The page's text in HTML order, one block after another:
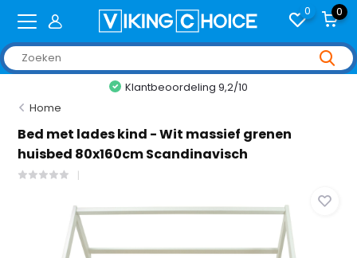
0 0
+2,000 reviews
Home
Bed met lades kind - Wit massief grenen
huisbed 80x160cm Scandinavisch